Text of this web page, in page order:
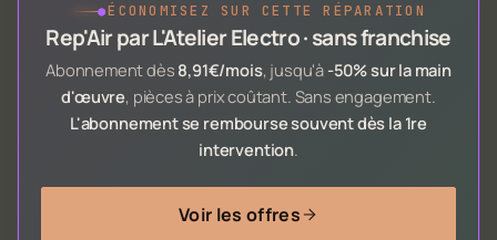
●ÉCONOMISEZ SUR CETTE RÉPARATION
Rep'Air par L'Atelier Electro · sans franchise
Abonnement dès 8,91€/mois, jusqu'à -50% sur la main
d'œuvre, pièces à prix coûtant. Sans engagement.
L'abonnement se rembourse souvent dès la 1re
intervention.
Voir les offres